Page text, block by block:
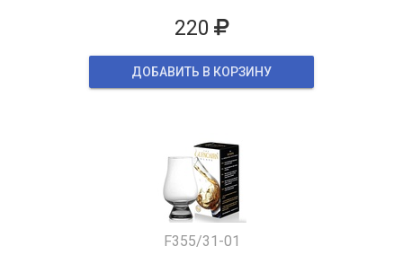
220
ДОБАВИТЬ В КОРЗИНУ
F355/31-01